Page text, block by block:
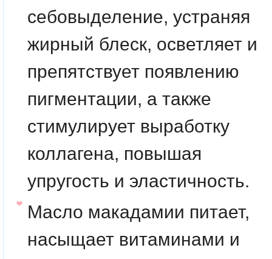
себовыделение, устраняя
жирный блеск, осветляет и
препятствует появлению
пигментации, а также
стимулирует выработку
коллагена, повышая
упругость и эластичность.
Масло макадамии питает,
насыщает витаминами и